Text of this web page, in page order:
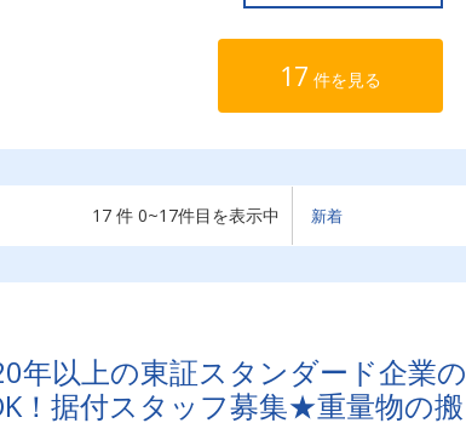
17 件を見る
17 件 0~17件目を表示中
年以上の東証スタンダード企業の
！据付スタッフ募集★重量物の搬